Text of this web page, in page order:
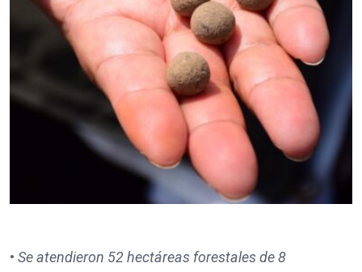
• Se atendieron 52 hectáreas forestales de 8